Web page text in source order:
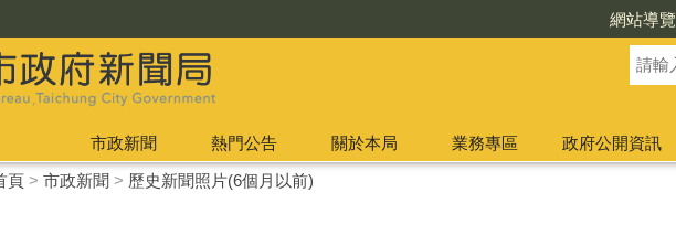
網站導覽
市政新聞 熱門公告 關於本局 業務專區 政府公開資訊
頁> 市政新聞 > 歷史新聞照片(6個月以前)